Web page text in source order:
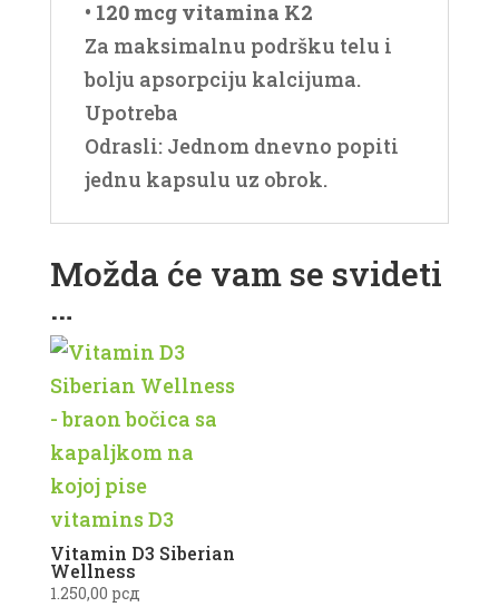
• 120 mcg vitamina K2
Za maksimalnu podršku telu i
bolju apsorpciju kalcijuma.
Upotreba
Odrasli: Jednom dnevno popiti
jednu kapsulu uz obrok.
Možda će vam se svideti
…
Vitamin D3 Siberian
Wellness
1.250,00 рсд